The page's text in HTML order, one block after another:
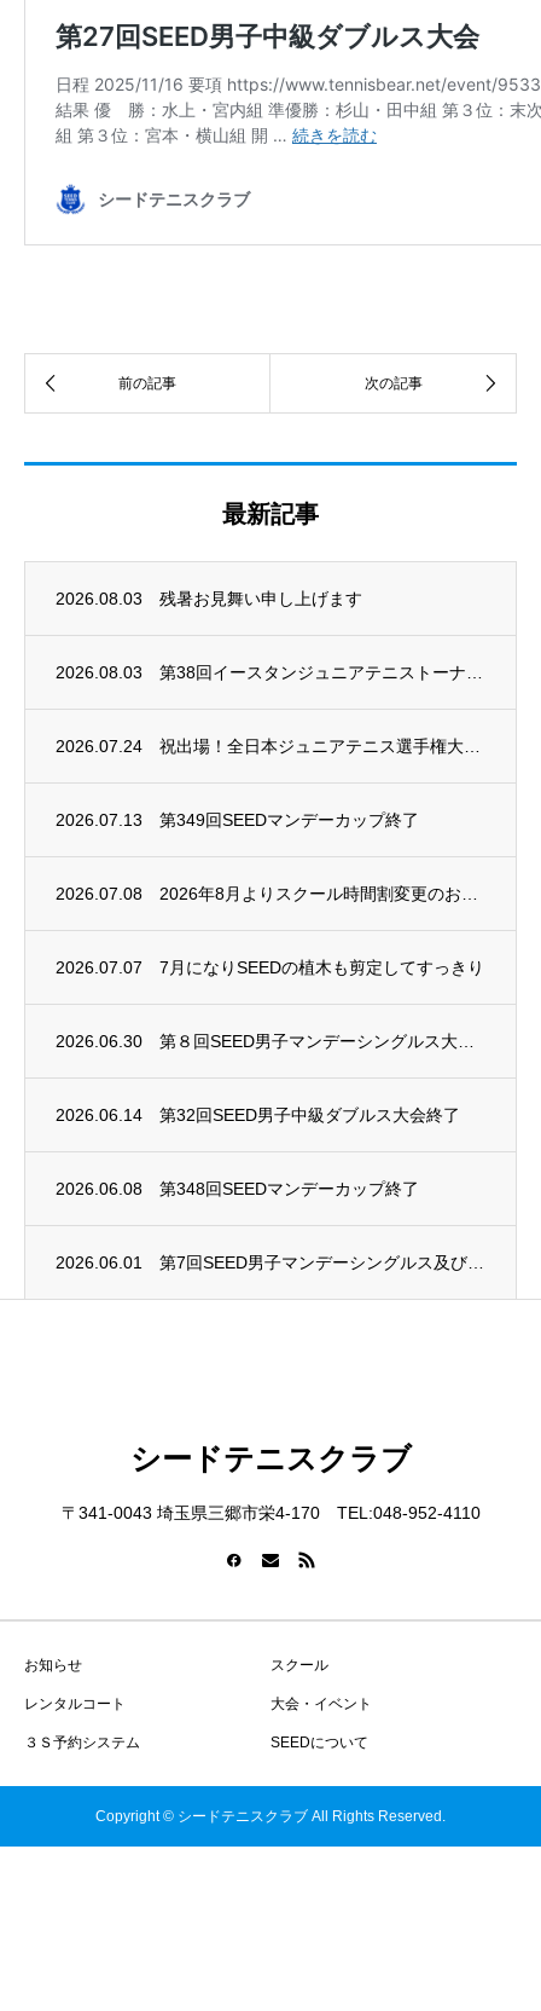
最新記事
2026.08.03 残暑お見舞い申し上げます
2026.08.03
2026.07.24
2026.07.13 第349回SEEDマンデーカップ終了
2026.07.08
2026.07.07 7月になりSEEDの植木も剪定してすっきり
2026.06.30
2026.06.14 第32回SEED男子中級ダブルス大会終了
2026.06.08 第348回SEEDマンデーカップ終了
2026.06.01
シードテニスクラブ
〒341-0043 埼玉県三郷市栄4-170 TEL:048-952-4110
お知らせ スクール
レンタルコート 大会・イベント
３Ｓ予約システム SEEDについて
Copyright © シードテニスクラブ All Rights Reserved.